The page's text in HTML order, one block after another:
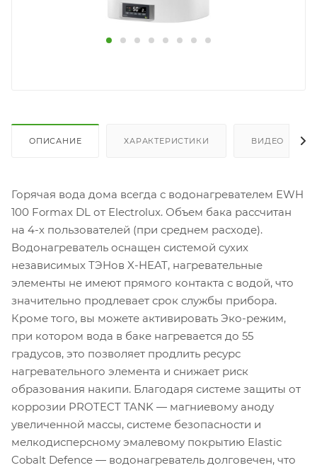
ОПИСАНИЕ ХАРАКТЕРИСТИКИ ВИДЕО
Горячая вода дома всегда с водонагревателем EWH
100 Formax DL от Electrolux. Объем бака рассчитан
на 4-х пользователей (при среднем расходе).
Водонагреватель оснащен системой сухих
независимых ТЭНов X-HEAT, нагревательные
элементы не имеют прямого контакта с водой, что
значительно продлевает срок службы прибора.
Кроме того, вы можете активировать Эко-режим,
при котором вода в баке нагревается до 55
градусов, это позволяет продлить ресурс
нагревательного элемента и снижает риск
образования накипи. Благодаря системе защиты от
коррозии PROTECT TANK — магниевому аноду
увеличенной массы, системе безопасности и
мелкодисперсному эмалевому покрытию Elastic
Cobalt Defence — водонагреватель долговечен, что